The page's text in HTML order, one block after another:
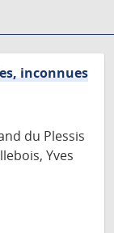
inconnues
du Plessis
Yves